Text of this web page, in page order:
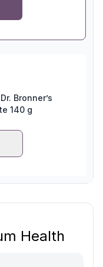
Bronner’s
140 g
Health